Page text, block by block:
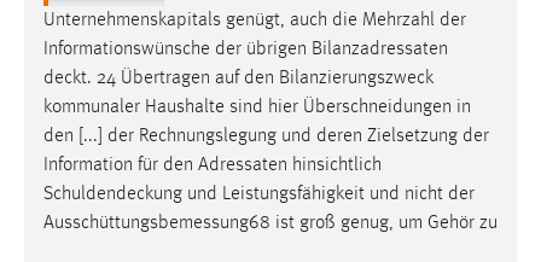
Unternehmenskapitals genügt, auch die Mehrzahl der
Informationswünsche der übrigen Bilanzadressaten
deckt. 24 Übertragen auf den Bilanzierungszweck
kommunaler Haushalte sind hier Überschneidungen in
den [...] der Rechnungslegung und deren Zielsetzung der
Information für den Adressaten hinsichtlich
Schuldendeckung und Leistungsfähigkeit und nicht der
Ausschüttungsbemessung68 ist groß genug, um Gehör zu
_pk_ref, _pk_cvar, _pk_id, _pk_ses
Zweck:
Zugriffsstatistik
Cookie Laufzeit:
Max. 13 Monate